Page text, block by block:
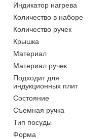
Индикатор нагрева
Количество в наборе
Количество ручек
Крышка
Материал
Материал ручек
Подходит для
индукционных плит
Состояние
Съемная ручка
Тип посуды
Форма